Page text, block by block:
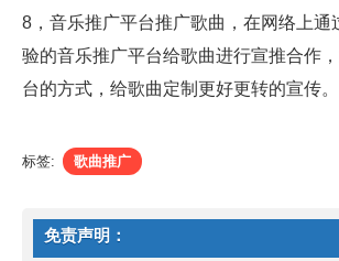
8，音乐推广平台推广歌曲，在网络上通
验的音乐推广平台给歌曲进行宣推合作
台的方式，给歌曲定制更好更转的宣传。
标签: 歌曲推广
免责声明：